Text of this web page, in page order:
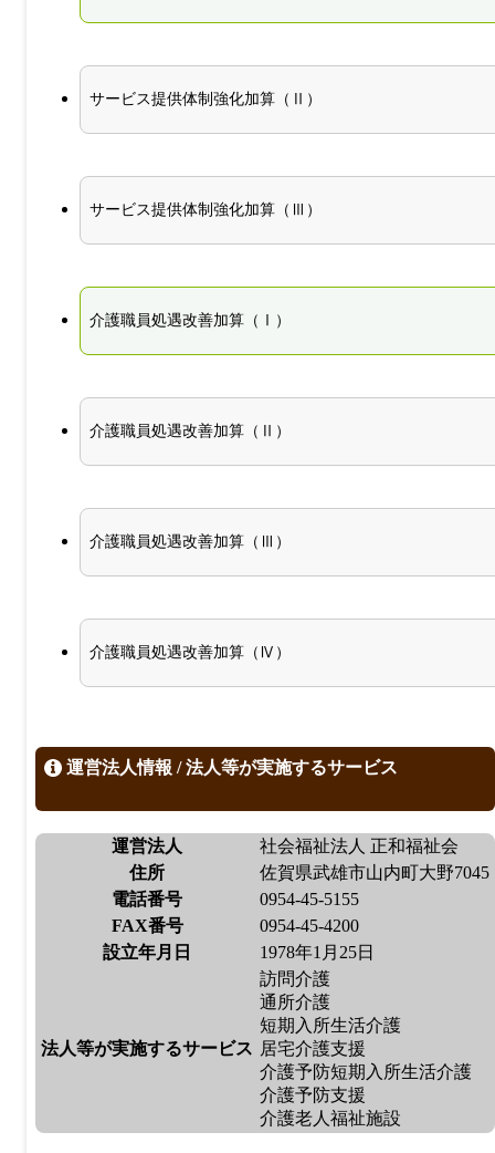
サービス提供体制強化加算（Ⅱ）
サービス提供体制強化加算（Ⅲ）
介護職員処遇改善加算（Ⅰ）
介護職員処遇改善加算（Ⅱ）
介護職員処遇改善加算（Ⅲ）
介護職員処遇改善加算（Ⅳ）
運営法人情報 / 法人等が実施するサービス
運営法人
社会福祉法人 正和福祉会
住所
佐賀県武雄市山内町大野7045
電話番号
0954-45-5155
FAX番号
0954-45-4200
設立年月日
1978年1月25日
法人等が実施するサービス
訪問介護
通所介護
短期入所生活介護
居宅介護支援
介護予防短期入所生活介護
介護予防支援
介護老人福祉施設